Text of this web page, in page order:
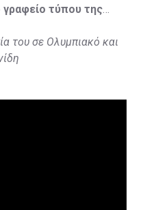
γραφείο τύπου της
του σε Ολυμπιακό και